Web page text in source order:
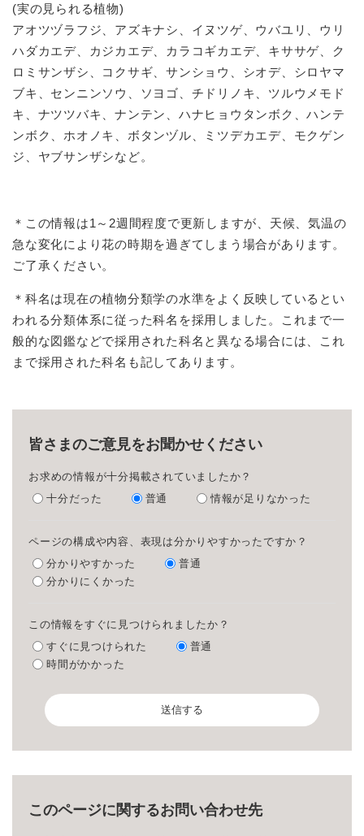
(実の見られる植物)
アオツヅラフジ、アズキナシ、イヌツゲ、ウバユリ、ウリ
ハダカエデ、カジカエデ、カラコギカエデ、キササゲ、ク
ロミサンザシ、コクサギ、サンショウ、シオデ、シロヤマ
ブキ、センニンソウ、ソヨゴ、チドリノキ、ツルウメモド
キ、ナツツバキ、ナンテン、ハナヒョウタンボク、ハンテ
ンボク、ホオノキ、ボタンヅル、ミツデカエデ、モクゲン
ジ、ヤブサンザシなど。
＊この情報は1～2週間程度で更新しますが、天候、気温の
急な変化により花の時期を過ぎてしまう場合があります。
ご了承ください。
＊科名は現在の植物分類学の水準をよく反映しているとい
われる分類体系に従った科名を採用しました。これまで一
般的な図鑑などで採用された科名と異なる場合には、これ
まで採用された科名も記してあります。
皆さまのご意見をお聞かせください
お求めの情報が十分掲載されていましたか？
十分だった
普通 情報が足りなかった
ページの構成や内容、表現は分かりやすかったですか？
分かりやすかった
普通
分かりにくかった
この情報をすぐに見つけられましたか？
すぐに見つけられた
普通
時間がかかった
このページに関するお問い合わせ先